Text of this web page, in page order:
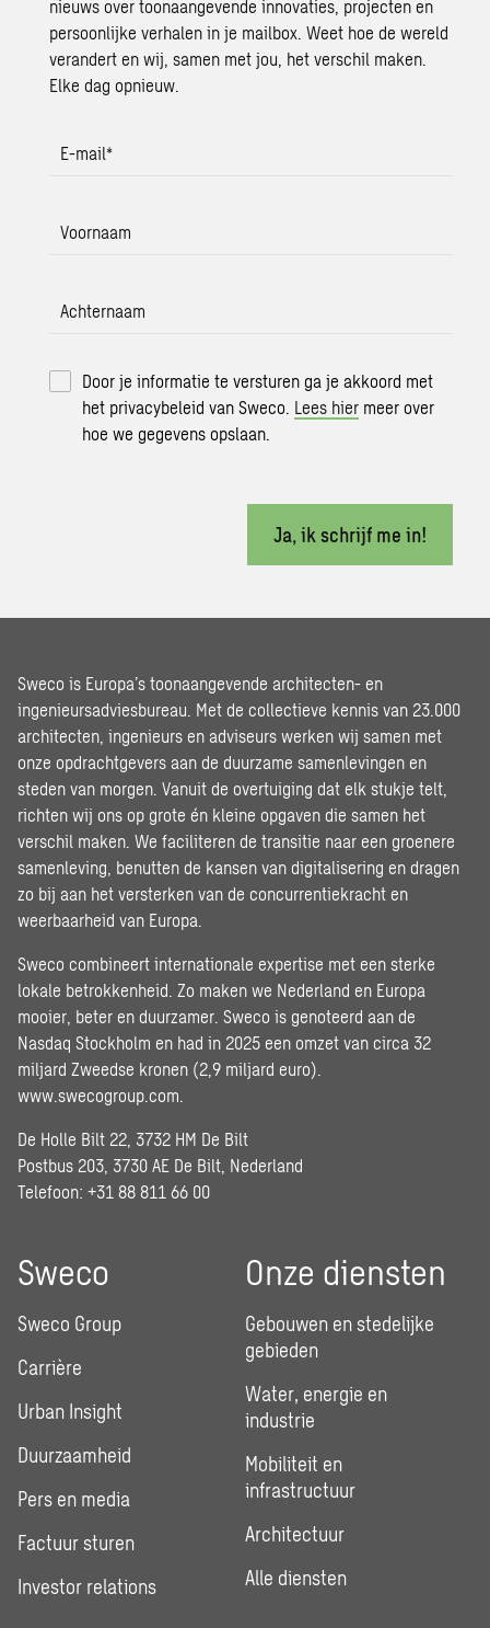
nieuws over toonaangevende innovaties, projecten en
persoonlijke verhalen in je mailbox. Weet hoe de wereld
verandert en wij, samen met jou, het verschil maken.
Elke dag opnieuw.
E-mail*
Voornaam
Achternaam
Door je informatie te versturen ga je akkoord met
het privacybeleid van Sweco. Lees hier meer over
hoe we gegevens opslaan.
Ja, ik schrijf me in!
Sweco is Europa’s toonaangevende architecten- en
ingenieursadviesbureau. Met de collectieve kennis van 23.000
architecten, ingenieurs en adviseurs werken wij samen met
onze opdrachtgevers aan de duurzame samenlevingen en
steden van morgen. Vanuit de overtuiging dat elk stukje telt,
richten wij ons op grote én kleine opgaven die samen het
verschil maken. We faciliteren de transitie naar een groenere
samenleving, benutten de kansen van digitalisering en dragen
zo bij aan het versterken van de concurrentiekracht en
weerbaarheid van Europa.
Sweco combineert internationale expertise met een sterke
lokale betrokkenheid. Zo maken we Nederland en Europa
mooier, beter en duurzamer. Sweco is genoteerd aan de
Nasdaq Stockholm en had in 2025 een omzet van circa 32
miljard Zweedse kronen (2,9 miljard euro).
www.swecogroup.com
De Holle Bilt 22, 3732 HM De Bilt
Postbus 203, 3730 AE De Bilt, Nederland
Telefoon: +31 88 811 66 00
Sweco
Sweco Group
Carrière
Urban Insight
Duurzaamheid
Pers en media
Factuur sturen
Investor relations
Onze diensten
Gebouwen en stedelijke
gebieden
Water, energie en
industrie
Mobiliteit en
infrastructuur
Architectuur
Alle diensten